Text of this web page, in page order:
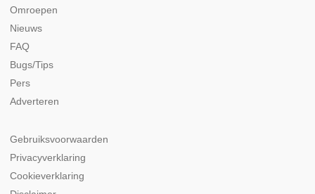
Omroepen
Nieuws
FAQ
Bugs/Tips
Pers
Adverteren
Gebruiksvoorwaarden
Privacyverklaring
Cookieverklaring